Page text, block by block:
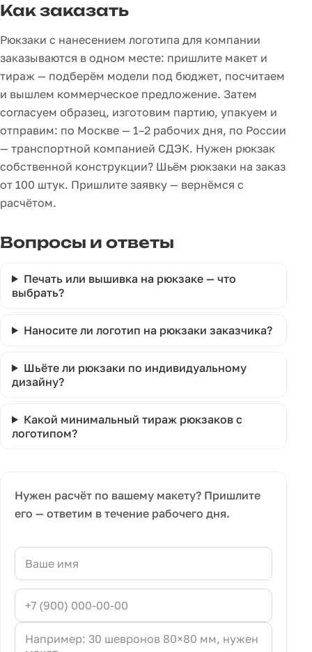
Как заказать
Рюкзаки с нанесением логотипа для компании
заказываются в одном месте: пришлите макет и
тираж — подберём модели под бюджет, посчитаем
и вышлем коммерческое предложение. Затем
согласуем образец, изготовим партию, упакуем и
отправим: по Москве — 1–2 рабочих дня, по России
— транспортной компанией СДЭК. Нужен рюкзак
собственной конструкции? Шьём рюкзаки на заказ
от 100 штук. Пришлите заявку — вернёмся с
расчётом.
Вопросы и ответы
Печать или вышивка на рюкзаке — что
выбрать?
Наносите ли логотип на рюкзаки заказчика?
Шьёте ли рюкзаки по индивидуальному
дизайну?
Какой минимальный тираж рюкзаков с
логотипом?
Нужен расчёт по вашему макету? Пришлите
его — ответим в течение рабочего дня.